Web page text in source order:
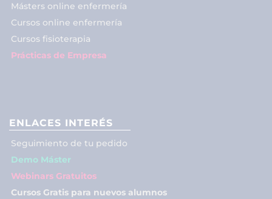
Másters online enfermería
Cursos online enfermería
Cursos fisioterapia
Prácticas de Empresa
ENLACES INTERÉS
Seguimiento de tu pedido
Demo Máster
Webinars Gratuitos
Cursos Gratis para nuevos alumnos